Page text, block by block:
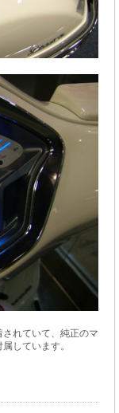
れていて、純正のマ
しています。